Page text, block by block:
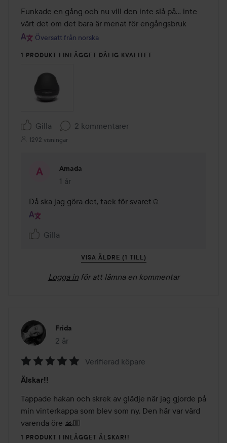
av
5
Funkade en gång och nu vill den inte slå på... inte
värt det om det bara är menat för engångsbruk
Översatt från norska
1 PRODUKT I INLÄGGET DÅLIG KVALITET
Gilla 2 kommentarer
1292 visningar
Amada
1 år
Kommentaren lades 1 år
Då ska jag göra det, tack för svaret☺️
Gilla
VISA ÄLDRE (1 TILL)
Logga in för att lämna en kommentar
Frida
2 år
Inlägget skapades 2 år
5
av
5
Verifierad köpare
Älskar!!
Tappade hakan och skrek av glädje när jag gjorde på
min vinterkappa som blev som ny. Den här var värd
varenda öre 🙏🏼
1 PRODUKT I INLÄGGET ÄLSKAR!!